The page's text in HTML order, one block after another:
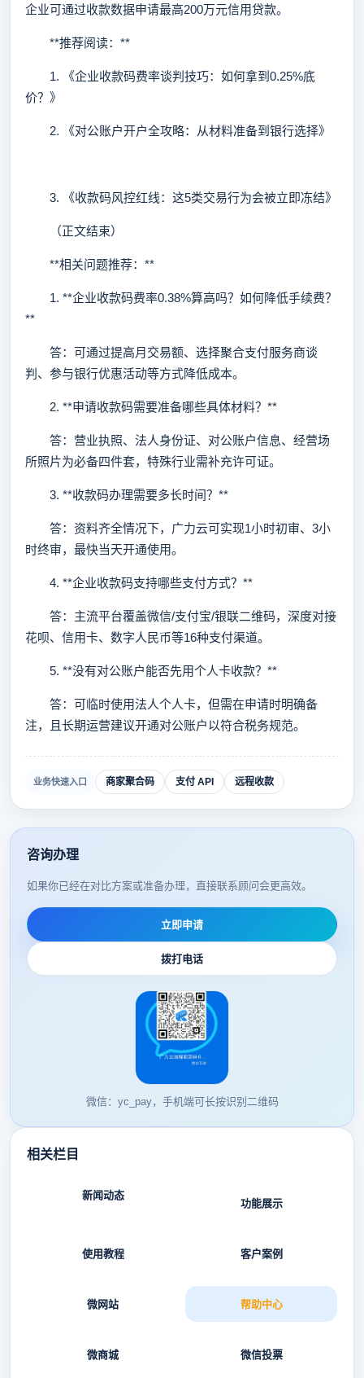
企业可通过收款数据申请最高200万元信用贷款。
**推荐阅读：**
1. 《企业收款码费率谈判技巧：如何拿到0.25%底
价？》
2. 《对公账户开户全攻略：从材料准备到银行选择》
3. 《收款码风控红线：这5类交易行为会被立即冻结》
（正文结束）
**相关问题推荐：**
1. **企业收款码费率0.38%算高吗？如何降低手续费？
**
答：可通过提高月交易额、选择聚合支付服务商谈
判、参与银行优惠活动等方式降低成本。
2. **申请收款码需要准备哪些具体材料？**
答：营业执照、法人身份证、对公账户信息、经营场
所照片为必备四件套，特殊行业需补充许可证。
3. **收款码办理需要多长时间？**
答：资料齐全情况下，广力云可实现1小时初审、3小
时终审，最快当天开通使用。
4. **企业收款码支持哪些支付方式？**
答：主流平台覆盖微信/支付宝/银联二维码，深度对接
花呗、信用卡、数字人民币等16种支付渠道。
5. **没有对公账户能否先用个人卡收款？**
答：可临时使用法人个人卡，但需在申请时明确备
注，且长期运营建议开通对公账户以符合税务规范。
业务快速入口 商家聚合码 支付 API 远程收款
咨询办理
如果你已经在对比方案或准备办理，直接联系顾问会更高效。
立即申请
拨打电话
微信：yc_pay，手机端可长按识别二维码
相关栏目
新闻动态
功能展示
使用教程 客户案例
微网站 帮助中心
微商城 微信投票